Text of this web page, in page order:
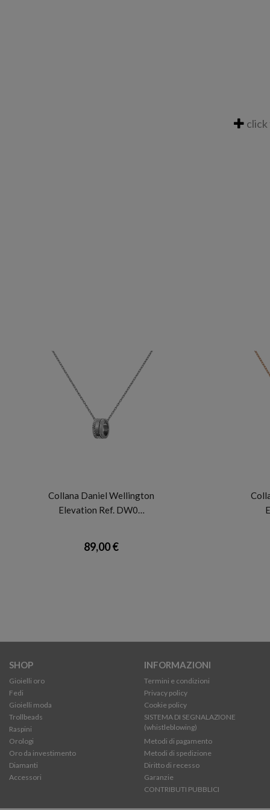
click
Collana Daniel Wellington
Elevation Ref. DW0…
89,00 €
SHOP
Gioielli oro
Fedi
Gioielli moda
Trollbeads
Raspini
Orologi
Oro da investimento
Diamanti
Accessori
INFORMAZIONI
Termini e condizioni
Privacy policy
Cookie policy
SISTEMA DI SEGNALAZIONE
(whistleblowing)
Metodi di pagamento
Metodi di spedizione
Diritto di recesso
Garanzie
CONTRIBUTI PUBBLICI